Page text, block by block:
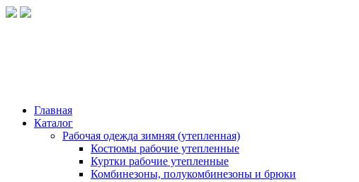
Главная
Каталог
Рабочая одежда зимняя (утепленная)
Костюмы рабочие утепленные
Куртки рабочие утепленные
Комбинезоны, полукомбинезоны и брюки